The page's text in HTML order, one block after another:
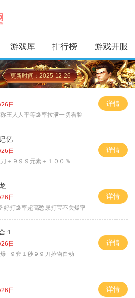
游戏库 排行榜 游戏开服
更新时间：2025-12-26
日
王人人平等爆率拉满一切看脸
详情
忆
日
＋９９９元素＋１００％
详情
日
好打爆率超高憋尿打宝不关爆率
详情
１
日
+９套１秒９９刀捡物自动
详情
日
详情